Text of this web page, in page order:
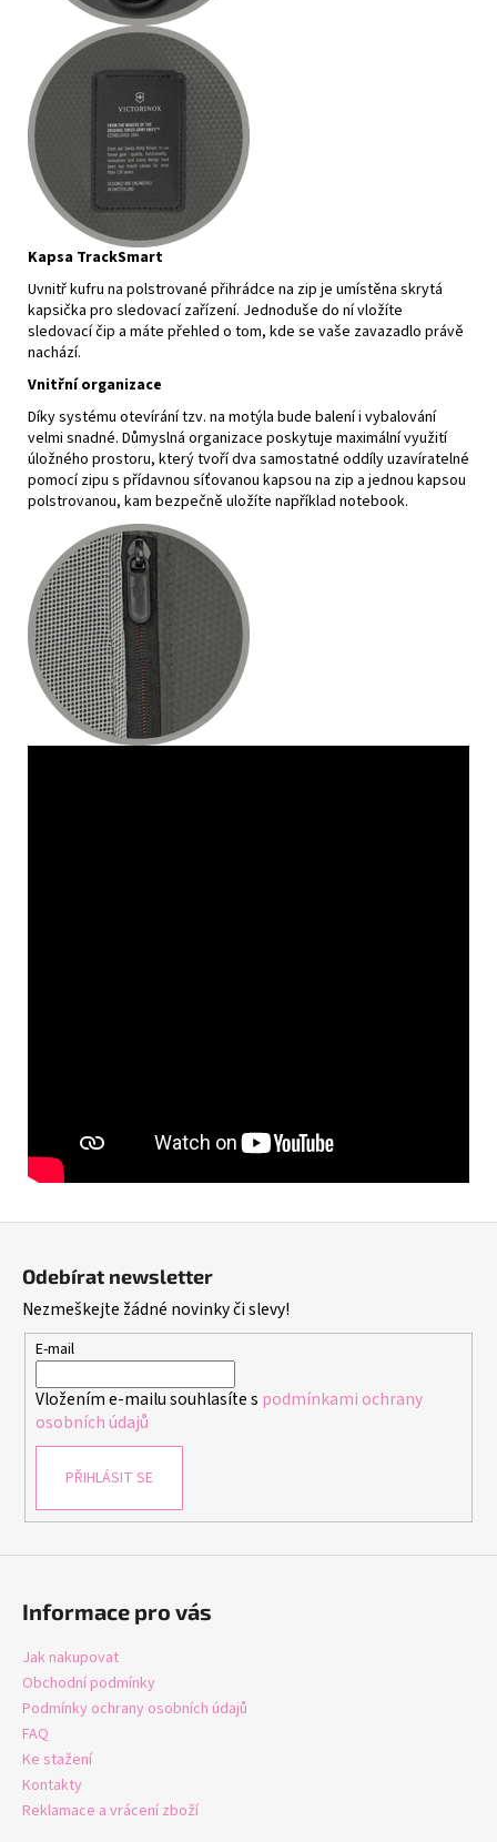
Kapsa TrackSmart
Uvnitř kufru na polstrované přihrádce na zip je umístěna skrytá
kapsička pro sledovací zařízení. Jednoduše do ní vložíte
sledovací čip a máte přehled o tom, kde se vaše zavazadlo právě
nachází.
Vnitřní organizace
Díky systému otevírání tzv. na motýla bude balení i vybalování
velmi snadné. Důmyslná organizace poskytuje maximální využití
úložného prostoru, který tvoří dva samostatné oddíly uzavíratelné
pomocí zipu s přídavnou síťovanou kapsou na zip a jednou kapsou
polstrovanou, kam bezpečně uložíte například notebook.
Odebírat newsletter
Nezmeškejte žádné novinky či slevy!
E-mail
Vložením e-mailu souhlasíte s podmínkami ochrany
osobních údajů
PŘIHLÁSIT SE
Informace pro vás
Jak nakupovat
Obchodní podmínky
Podmínky ochrany osobních údajů
FAQ
Ke stažení
Kontakty
Reklamace a vrácení zboží